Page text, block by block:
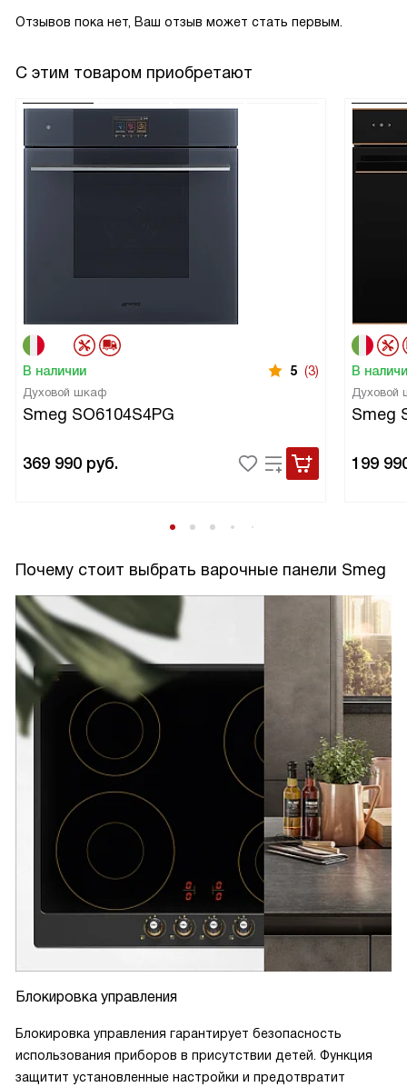
Отзывов пока нет, Ваш отзыв может стать первым.
С этим товаром приобретают
В наличии 5 (3)
Духовой шкаф
Smeg SO6104S4PG
369 990 руб.
В
Духовой
Smeg
199
Почему стоит выбрать варочные панели Smeg
Блокировка управления
Блокировка управления гарантирует безопасность
использования приборов в присутствии детей. Функция
защитит установленные настройки и предотвратит